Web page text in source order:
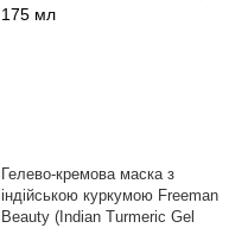
Гелево-кремова маска з
індійською куркумою Freeman
Beauty (Indian Turmeric Gel